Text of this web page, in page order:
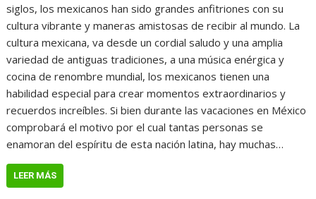
siglos, los mexicanos han sido grandes anfitriones con su
cultura vibrante y maneras amistosas de recibir al mundo. La
cultura mexicana, va desde un cordial saludo y una amplia
variedad de antiguas tradiciones, a una música enérgica y
cocina de renombre mundial, los mexicanos tienen una
habilidad especial para crear momentos extraordinarios y
recuerdos increíbles. Si bien durante las vacaciones en México
comprobará el motivo por el cual tantas personas se
enamoran del espíritu de esta nación latina, hay muchas…
LEER MÁS